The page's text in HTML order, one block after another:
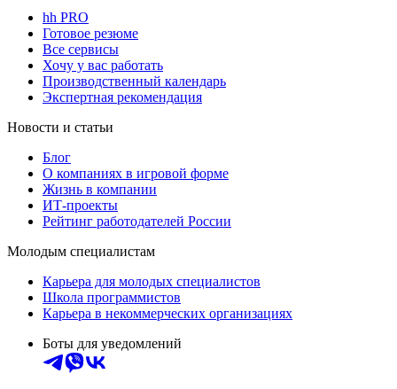
hh PRO
Готовое резюме
Все сервисы
Хочу у вас работать
Производственный календарь
Экспертная рекомендация
Новости и статьи
Блог
О компаниях в игровой форме
Жизнь в компании
ИТ-проекты
Рейтинг работодателей России
Молодым специалистам
Карьера для молодых специалистов
Школа программистов
Карьера в некоммерческих организациях
Боты для уведомлений